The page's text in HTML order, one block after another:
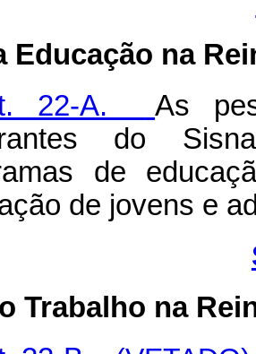
Educação na
22-A.As
do
de
de jovens e
Trabalho na